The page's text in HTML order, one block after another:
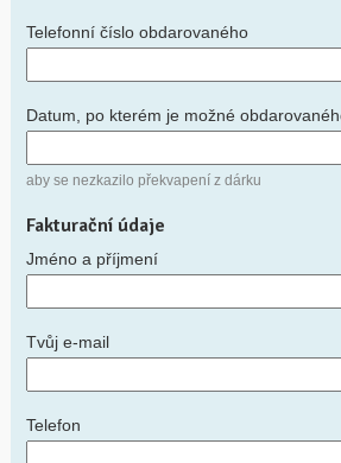
Telefonní číslo obdarovaného
Datum, po kterém je možné
aby se nezkazilo překvapení z dárku
Fakturační údaje
Jméno a příjmení
Tvůj e-mail
Telefon